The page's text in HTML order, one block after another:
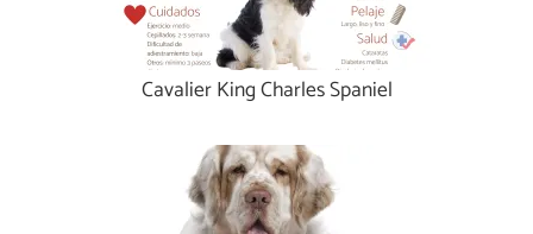
Cavalier King Charles Spaniel